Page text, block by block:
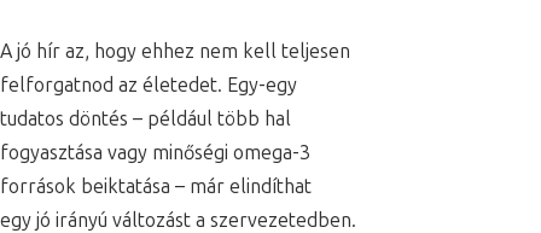
A jó hír az, hogy ehhez nem kell teljesen
felforgatnod az életedet. Egy-egy
tudatos döntés – például több hal
fogyasztása vagy minőségi omega-3
források beiktatása – már elindíthat
egy jó irányú változást a szervezetedben.